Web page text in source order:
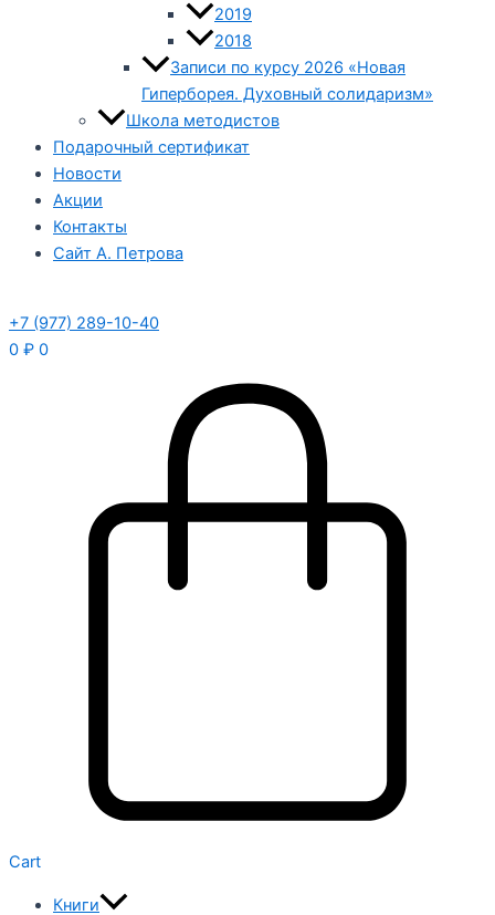
2019
2018
Записи по курсу 2026 «Новая
Гиперборея. Духовный солидаризм»
Школа методистов
Подарочный сертификат
Новости
Акции
Контакты
Сайт А. Петрова
+7 (977) 289-10-40
0 ₽ 0
Cart
Книги